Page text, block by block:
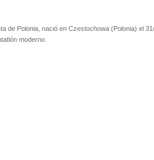
de Polonia, nació en Czestochowa (Polonia) el
moderno.